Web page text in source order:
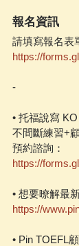
報名資訊
請填寫報名表
https://
-
• 托福說寫
不間斷練習+
預約諮詢：
https://
• 想要暸解最
https://
• Pin TOEFL